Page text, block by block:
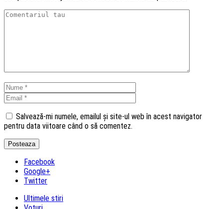
Salvează-mi numele, emailul și site-ul web în acest navigator
pentru data viitoare când o să comentez.
Facebook
Google+
Twitter
Ultimele stiri